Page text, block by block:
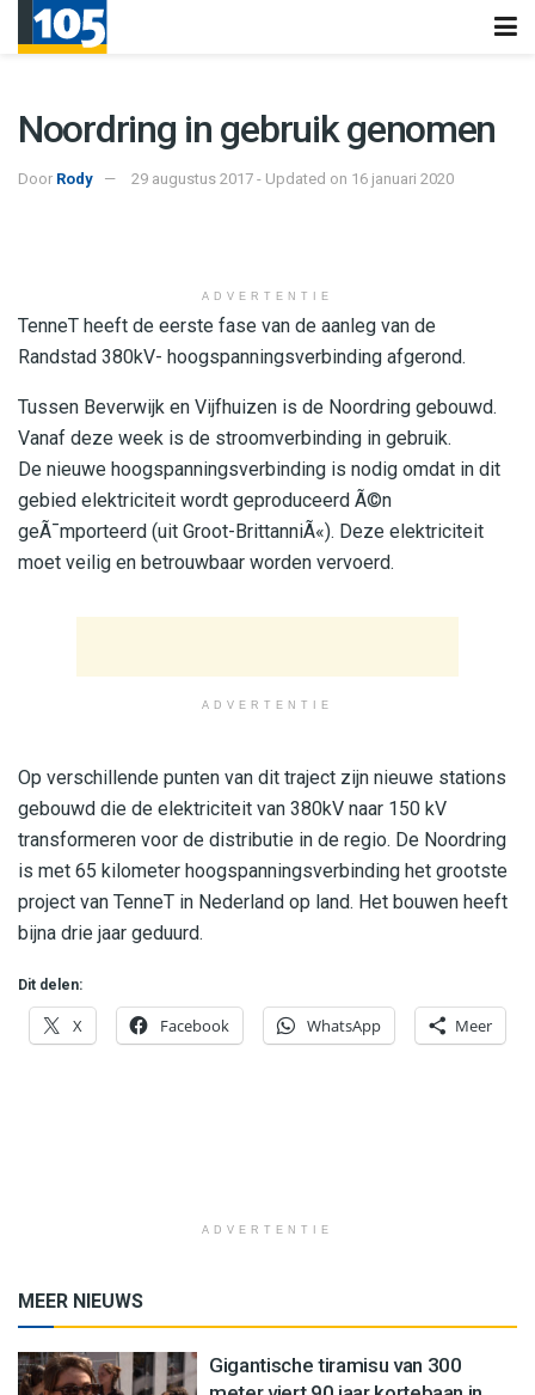
Noordring in gebruik genomen
Door Rody 29 augustus 2017 - Updated on 16 januari 2020
ADVERTENTIE
TenneT heeft de eerste fase van de aanleg van de
Randstad 380kV- hoogspanningsverbinding afgerond.
Tussen Beverwijk en Vijfhuizen is de Noordring gebouwd.
Vanaf deze week is de stroomverbinding in gebruik.
De nieuwe hoogspanningsverbinding is nodig omdat in dit
gebied elektriciteit wordt geproduceerd Ã©n
geÃ¯mporteerd (uit Groot-BrittanniÃ«). Deze elektriciteit
moet veilig en betrouwbaar worden vervoerd.
ADVERTENTIE
Op verschillende punten van dit traject zijn nieuwe stations
gebouwd die de elektriciteit van 380kV naar 150 kV
transformeren voor de distributie in de regio. De Noordring
is met 65 kilometer hoogspanningsverbinding het grootste
project van TenneT in Nederland op land. Het bouwen heeft
bijna drie jaar geduurd.
Dit delen:
X Facebook WhatsApp Meer
ADVERTENTIE
MEER NIEUWS
Gigantische tiramisu van 300